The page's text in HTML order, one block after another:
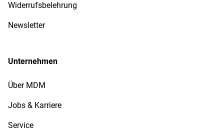
Widerrufsbelehrung
Newsletter
Unternehmen
Über MDM
Jobs & Karriere
Service